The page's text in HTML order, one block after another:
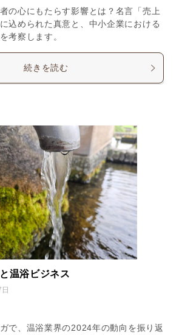
の心にもたらす影響とは？名言「売上
込められた真意と、中小企業における
考察します。
続きを読む
温浴ビジネス
で、温浴業界の2024年の動向を振り返